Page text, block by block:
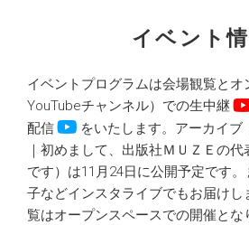
イベント
イベントプログラムは会場観覧とオ
YouTubeチャンネル）での生中継
配信
をいたします。アーカイブ
｜初めまして、出版社ＭＵＺＥの
です）は11月24日に公開予定です
子などインスタライブでもお届けし
覧はオープンスペースでの開催とな